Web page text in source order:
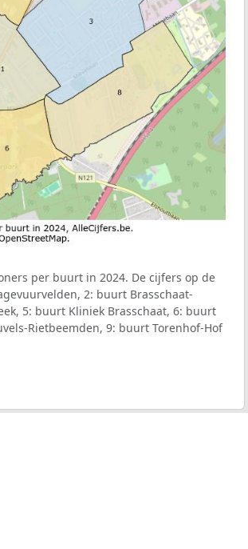
per buurt in 2024. De cijfers op de
2: buurt Brasschaat-
5: buurt Kliniek Brasschaat, 6: buurt
Rietbeemden, 9: buurt Torenhof-Hof